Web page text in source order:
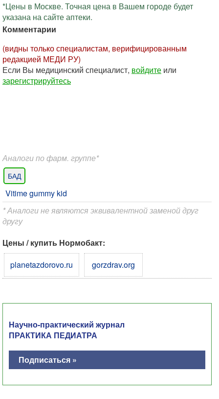
*Цены в Москве. Точная цена в Вашем городе будет
указана на сайте аптеки.
Комментарии
(видны только специалистам, верифицированным
редакцией МЕДИ РУ)
Если Вы медицинский специалист, войдите или
зарегистрируйтесь
Аналоги по фарм. группе*
БАД
Vitime gummy kid
* Аналоги не являются эквивалентной заменой друг
другу
Цены / купить Нормобакт:
planetazdorovo.ru
gorzdrav.org
Научно-практический журнал
ПРАКТИКА ПЕДИАТРА
Подписаться »